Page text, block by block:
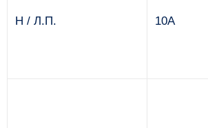
Н / Л.П. 10А